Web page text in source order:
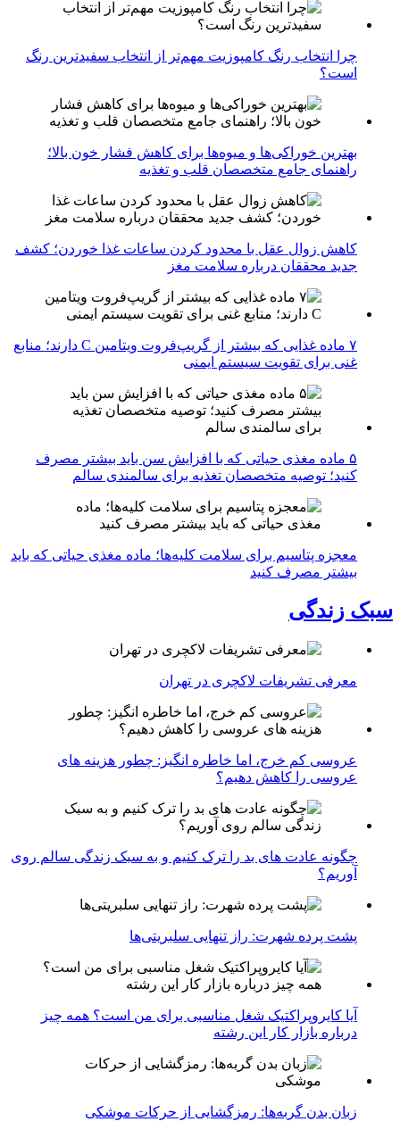
چرا انتخاب رنگ کامپوزیت مهم‌تر از انتخاب سفیدترین رنگ
است؟
بهترین خوراکی‌ها و میوه‌ها برای کاهش فشار خون بالا؛
راهنمای جامع متخصصان قلب و تغذیه
کاهش زوال عقل با محدود کردن ساعات غذا خوردن؛ کشف
جدید محققان درباره سلامت مغز
۷ ماده غذایی که بیشتر از گریپ‌فروت ویتامین C دارند؛ منابع
غنی برای تقویت سیستم ایمنی
۵ ماده مغذی حیاتی که با افزایش سن باید بیشتر مصرف
کنید؛ توصیه متخصصان تغذیه برای سالمندی سالم
معجزه پتاسیم برای سلامت کلیه‌ها؛ ماده مغذی حیاتی که باید
بیشتر مصرف کنید
سبک زندگی
معرفی تشریفات لاکچری در تهران
عروسی کم خرج، اما خاطره انگیز: چطور هزینه های
عروسی را کاهش دهیم؟
چگونه عادت‌ های بد را ترک کنیم و به سبک زندگی سالم روی
آوریم؟
پشت پرده شهرت: راز تنهایی سلبریتی‌ها
آیا کایروپراکتیک شغل مناسبی برای من است؟ همه چیز
درباره بازار کار این رشته
زبان بدن گربه‌ها: رمزگشایی از حرکات موشکی